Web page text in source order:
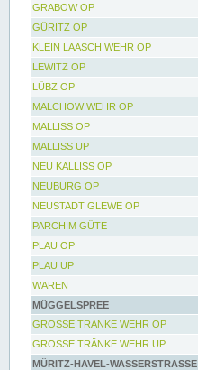
GRABOW OP
GÜRITZ OP
KLEIN LAASCH WEHR OP
LEWITZ OP
LÜBZ OP
MALCHOW WEHR OP
MALLISS OP
MALLISS UP
NEU KALLISS OP
NEUBURG OP
NEUSTADT GLEWE OP
PARCHIM GÜTE
PLAU OP
PLAU UP
WAREN
MÜGGELSPREE
GROSSE TRÄNKE WEHR OP
GROSSE TRÄNKE WEHR UP
MÜRITZ-HAVEL-WASSERSTRASSE